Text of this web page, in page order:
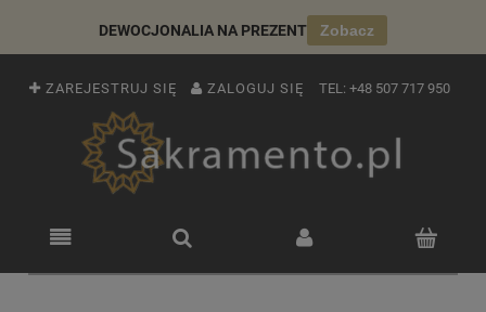
DEWOCJONALIA NA PREZENT Zobacz
ZAREJESTRUJ SIĘ ZALOGUJ SIĘ TEL: +48 507 717 950